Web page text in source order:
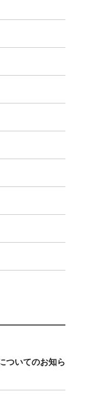
ついてのお知ら